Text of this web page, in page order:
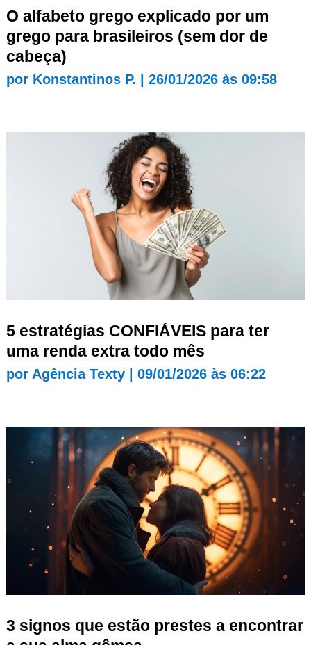
O alfabeto grego explicado por um
grego para brasileiros (sem dor de
cabeça)
por Konstantinos P. 26/01/2026 às 09:58
5 estratégias CONFIÁVEIS para ter
uma renda extra todo mês
por Agência Texty| 09/01/2026 às 06:22
3 signos que estão prestes a encontrar